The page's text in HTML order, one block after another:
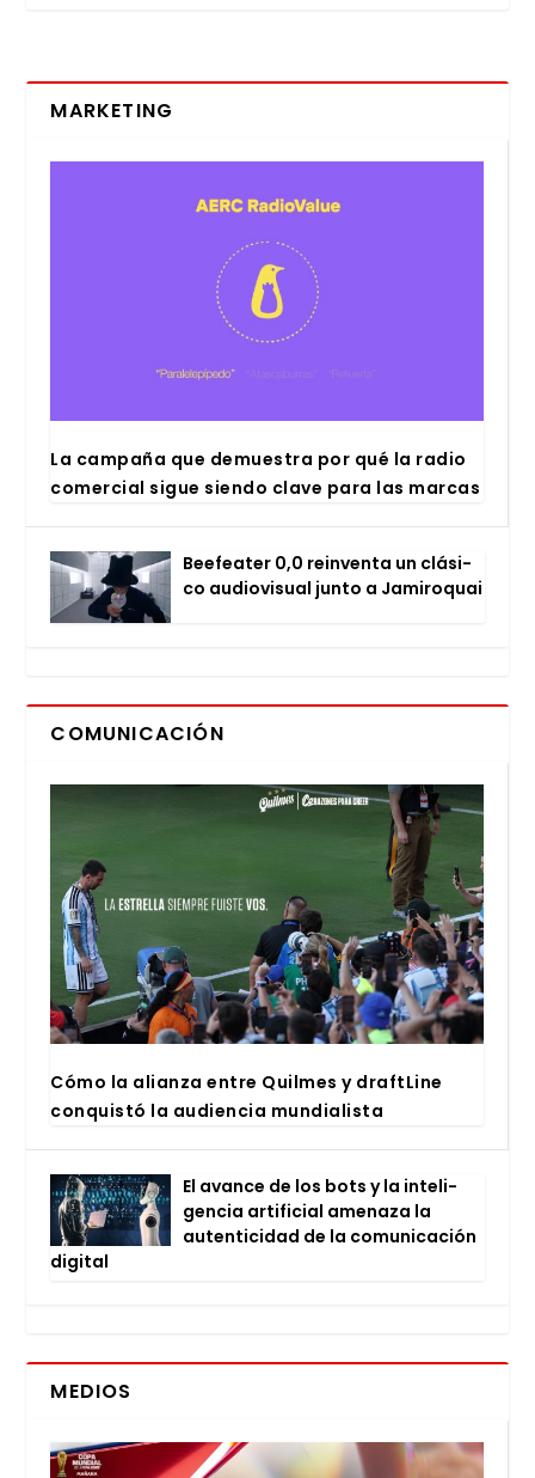
MARKETING
La cam­pa­ña que demues­tra por qué la radio
comer­cial sigue sien­do cla­ve para las mar­cas
Bee­fea­ter 0,0 rein­ven­ta un clá­si­
co audio­vi­sual jun­to a Jami­ro­quai
COMUNICACIÓN
Cómo la alian­za entre Quil­mes y draftLi­ne
con­quis­tó la audien­cia mun­dia­lis­ta
El avan­ce de los bots y la inte­li­
gen­cia arti­fi­cial ame­na­za la
auten­ti­ci­dad de la comu­ni­ca­ción
digi­tal
MEDIOS